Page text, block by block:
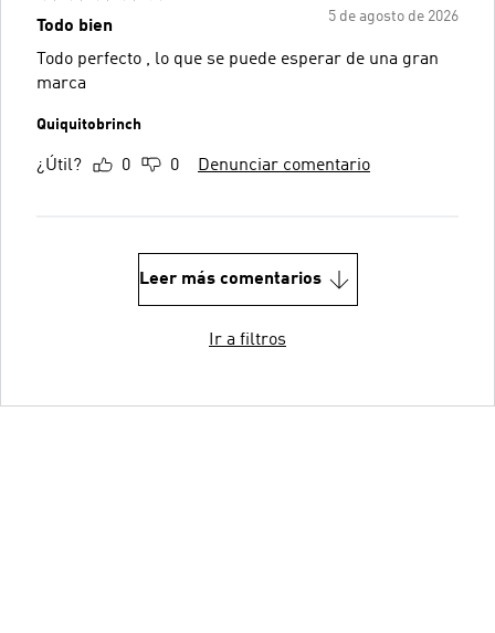
5 de agosto de 2026
Todo bien
Todo perfecto , lo que se puede esperar de una gran
marca
Quiquitobrinch
¿Útil? 0 0 Denunciar comentario
Leer más comentarios
Ir a filtros